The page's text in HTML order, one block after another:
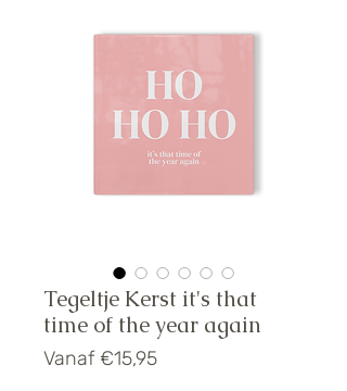
Tegeltje Kerst it's that
time of the year again
Vanaf €15,95Verkoopprijs